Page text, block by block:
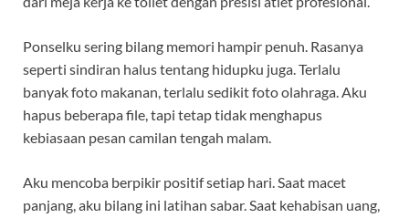
Ponselku sering bilang memori hampir penuh. Rasanya
seperti sindiran halus tentang hidupku juga. Terlalu
banyak foto makanan, terlalu sedikit foto olahraga. Aku
hapus beberapa file, tapi tetap tidak menghapus
kebiasaan pesan camilan tengah malam.
Aku mencoba berpikir positif setiap hari. Saat macet
panjang, aku bilang ini latihan sabar. Saat kehabisan uang,